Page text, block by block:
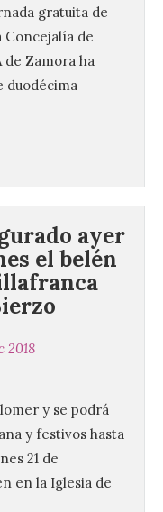
gratuita de
Concejalía de
Zamora ha
duodécima
ayer
el belén
2018
y se podrá
y festivos hasta
21 de
en la Iglesia de